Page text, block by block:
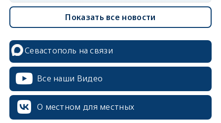
Показать все новости
Севастополь на связи
Все наши Видео
О местном для местных